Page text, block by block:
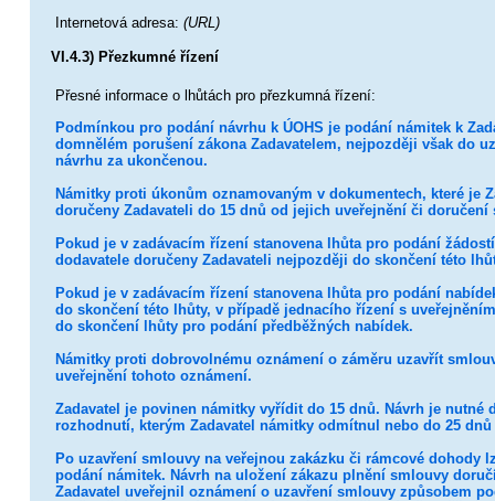
Internetová adresa: (URL)
VI.4.3) Přezkumné řízení
Přesné informace o lhůtách pro přezkumná řízení:
Podmínkou pro podání návrhu k ÚOHS je podání námitek k
domnělém porušení zákona Zadavatelem, nejpozději však do
návrhu za ukončenou.
Námitky proti úkonům oznamovaným v dokumentech, které je
doručeny Zadavateli do 15 dnů od jejich uveřejnění či doručení
Pokud je v zadávacím řízení stanovena lhůta pro podání
dodavatele doručeny Zadavateli nejpozději do skončení této
Pokud je v zadávacím řízení stanovena lhůta pro podání
do skončení této lhůty, v případě jednacího řízení s
do skončení lhůty pro podání předběžných nabídek.
Námitky proti dobrovolnému oznámení o záměru uzavřít
uveřejnění tohoto oznámení.
Zadavatel je povinen námitky vyřídit do 15 dnů. Návrh je
rozhodnutí, kterým Zadavatel námitky odmítnul nebo do 25
Po uzavření smlouvy na veřejnou zakázku či rámcové dohody
podání námitek. Návrh na uložení zákazu plnění smlouvy
Zadavatel uveřejnil oznámení o uzavření smlouvy způsobem